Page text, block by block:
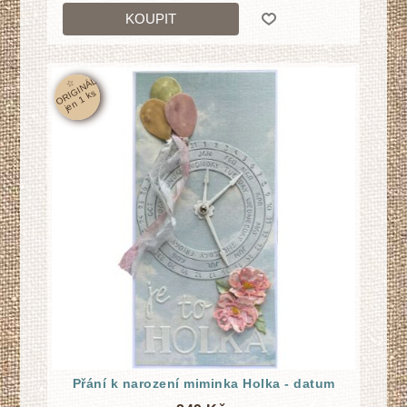
KOUPIT
☆
O
RI
GI
N
Á
L
j
e
n
1
k
s
Přání k narození miminka Holka - datum